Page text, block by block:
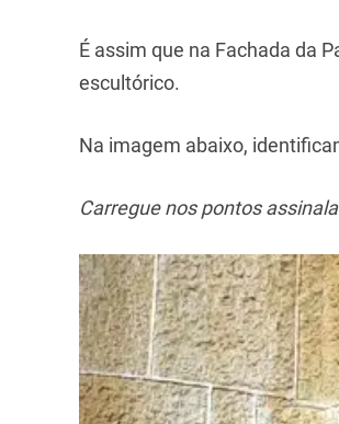
É assim que na Fachada da
escultórico.
Na imagem abaixo,
Carregue nos pontos